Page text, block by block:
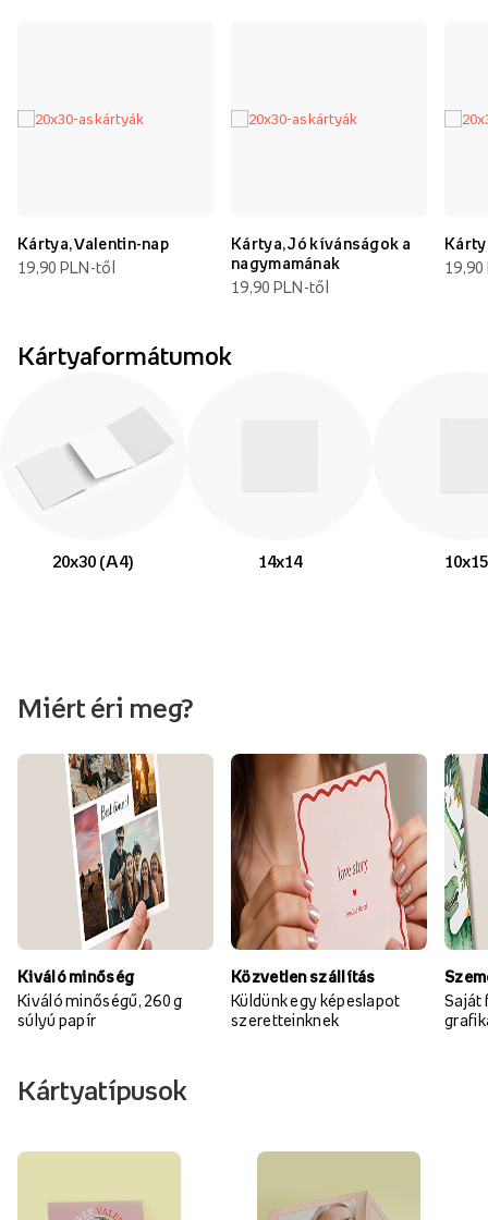
Kártya, Valentin-nap
19,90 PLN-től
Kártya, Jó kívánságok a
nagymamának
19,90 PLN-től
Kártyaformátumok
20x30 (A4) 14x14 10x15
Miért éri meg?
Kiváló minőség
Kiváló minőségű, 260 g
súlyú papír
Közvetlen szállítás
Küldünk egy képeslapot
szeretteinknek
Saját
Kártyatípusok